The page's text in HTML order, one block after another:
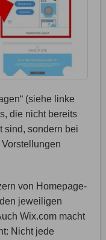
(siehe linke
die nicht bereits
sind, sondern bei
von Homepage-
jeweiligen
Wix.com macht
Nicht jede